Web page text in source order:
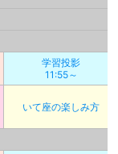
学習投影
11:55～
いて座の楽しみ方